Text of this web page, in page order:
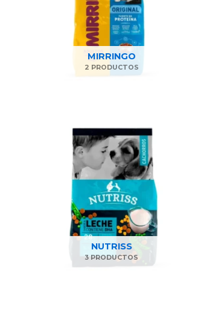
MIRRINGO
2 PRODUCTOS
NUTRISS
3 PRODUCTOS